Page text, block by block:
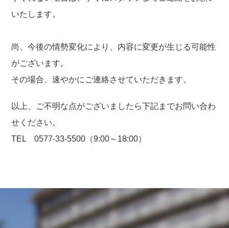
いたします。
尚、今後の情勢変化により、内容に変更が生じる可能性
がございます。
その場合、速やかにご連絡させていただきます。
以上、ご不明な点がございましたら下記までお問い合わ
せください。
TEL 0577-33-5500（9:00～18:00）